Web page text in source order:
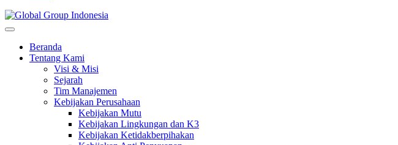
Beranda
Tentang Kami
Visi & Misi
Sejarah
Tim Manajemen
Kebijakan Perusahaan
Kebijakan Mutu
Kebijakan Lingkungan dan K3
Kebijakan Ketidakberpihakan